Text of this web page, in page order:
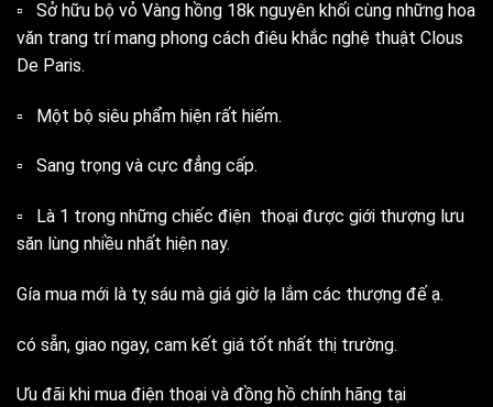
▫️ Sở hữu bộ vỏ Vàng hồng 18k nguyên khối cùng những hoa
văn trang trí mang phong cách điêu khắc nghệ thuật Clous
De Paris.
▫️ Một bộ siêu phẩm hiện rất hiếm.
▫️ Sang trọng và cực đẳng cấp.
▫️ Là 1 trong những chiếc điện thoại được giới thượng lưu
săn lùng nhiều nhất hiện nay.
Gía mua mới là tỵ sáu mà giá giờ lạ lắm các thượng đế ạ.
có sẵn, giao ngay, cam kết giá tốt nhất thị trường.
Ưu đãi khi mua điện thoại và đồng hồ chính hãng tại